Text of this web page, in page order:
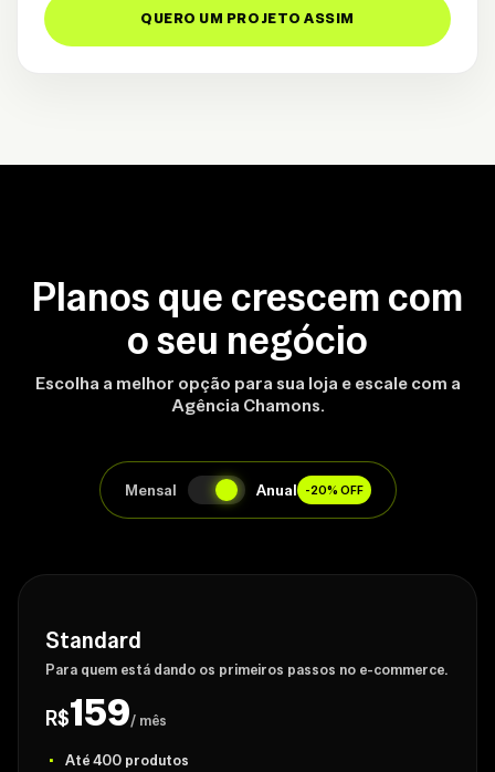
QUERO UM PROJETO ASSIM
Planos que crescem com
o seu negócio
Escolha a melhor opção para sua loja e escale com a
Agência Chamons.
Mensal Anual -20% OFF
Standard
Para quem está dando os primeiros passos no e-commerce.
R$159/ mês
Até 400 produtos